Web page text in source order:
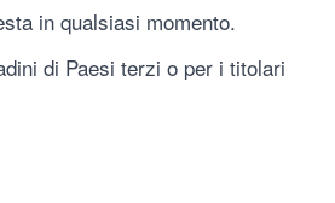
in qualsiasi momento.
di Paesi terzi o per i titolari